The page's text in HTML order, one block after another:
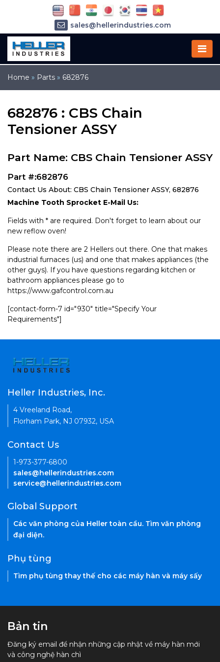
Home » Parts » 682876
682876 : CBS Chain
Tensioner ASSY
Part Name: CBS Chain Tensioner ASSY
Part #:682876
Contact Us About: CBS Chain Tensioner ASSY, 682876
Machine Tooth Sprocket E-Mail Us:
Fields with * are required. Don't forget to learn about our
new reflow oven!
Please note there are 2 Hellers out there. One that makes
industrial furnaces (us) and one that makes appliances (the
other guys). If you have questions regarding kitchen or
bathroom appliances please go to
https://www.gafcontrol.com.au
[contact-form-7 id="930" title="Specify Your
Requirements"]
sales@hellerindustries.com
service@hellerindustries.com
Heller Industries, Inc.
4 Vreeland Road,
Florham Park, NJ 07932, USA
Contact Us
1-973-377-6800
sales@hellerindustries.com
service@hellerindustries.com
Global Support
Các văn phòng của Heller toàn cầu. Tìm văn phòng
đại diện.
Phụ tùng
Tìm phụ tùng thay thế cho các máy hàn và máy sấy
Bản tin
Đăng ký email để nhận những cập nhật về máy hàn mới
và công nghệ hàn chì